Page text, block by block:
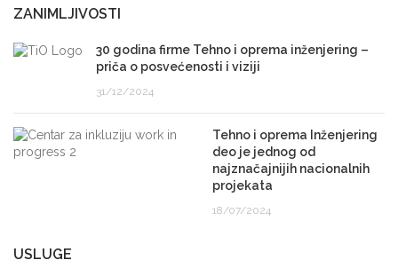
ZANIMLJIVOSTI
30 godina firme Tehno i oprema inženjering –
priča o posvećenosti i viziji
31/12/2024
Tehno i oprema Inženjering
deo je jednog od
najznačajnijih nacionalnih
projekata
18/07/2024
USLUGE